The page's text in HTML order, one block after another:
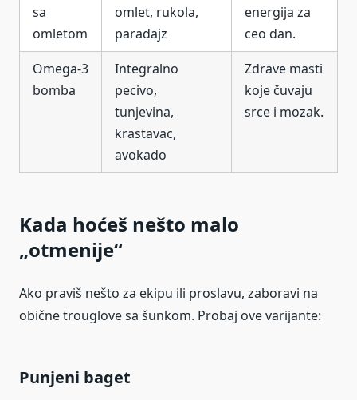
sa
omletom
omlet, rukola,
paradajz
energija za
ceo dan.
Omega-3
bomba
Integralno
pecivo,
tunjevina,
krastavac,
avokado
Zdrave masti
koje čuvaju
srce i mozak.
Kada hoćeš nešto malo
„otmenije“
Ako praviš nešto za ekipu ili proslavu, zaboravi na
obične trouglove sa šunkom. Probaj ove varijante:
Punjeni baget